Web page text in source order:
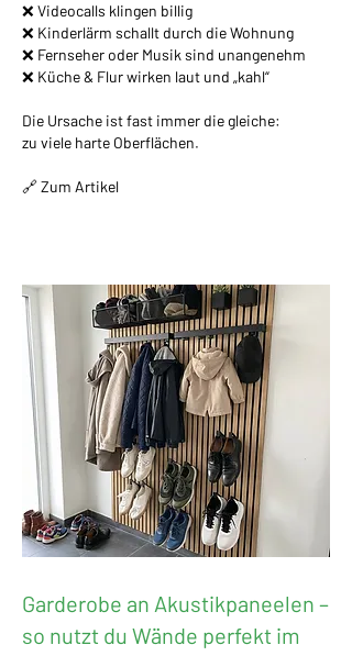
❌ Videocalls klingen billig
❌ Kinderlärm schallt durch die Wohnung
❌ Fernseher oder Musik sind unangenehm
❌ Küche & Flur wirken laut und „kahl“
Die Ursache ist fast immer die gleiche:
zu viele harte Oberflächen.
🔗 Zum Artikel
Garderobe an Akustikpaneelen –
so nutzt du Wände perfekt im